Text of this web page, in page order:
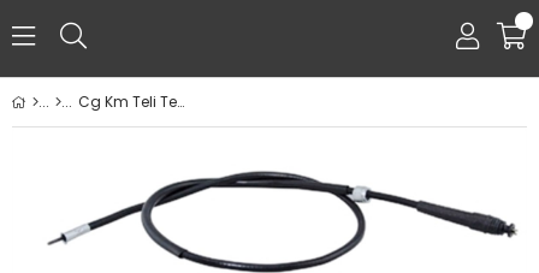
0
Cg Km Teli Telli